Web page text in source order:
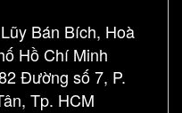
Bán Bích, Hoà
Hồ Chí Minh
Đường số 7, P.
Tp. HCM